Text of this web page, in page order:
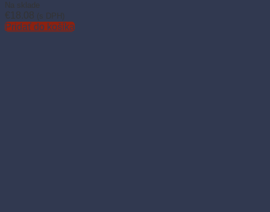
Na sklade
€18.08 (s DPH)
Pridať do košíka